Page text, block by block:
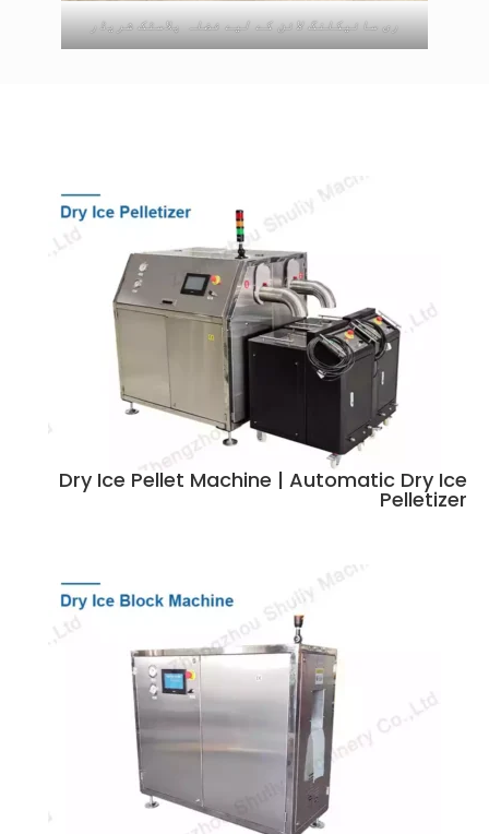
ری سائیکلنگ لائن کے لیے فضلہ پلاسٹک شریڈر
Dry Ice Pellet Machine | Automatic Dry Ice
Pelletizer